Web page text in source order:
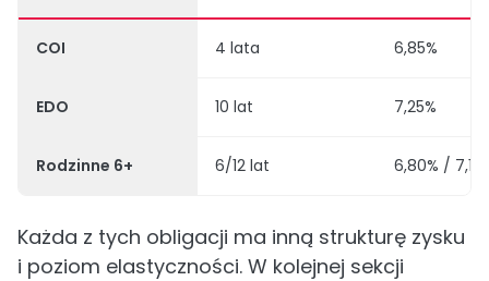
COI 4 lata 6,85%
EDO 10 lat 7,25%
Rodzinne 6+ 6/12 lat 6,80% /
Każda z tych obligacji ma inną strukturę zysku
i poziom elastyczności. W kolejnej sekcji